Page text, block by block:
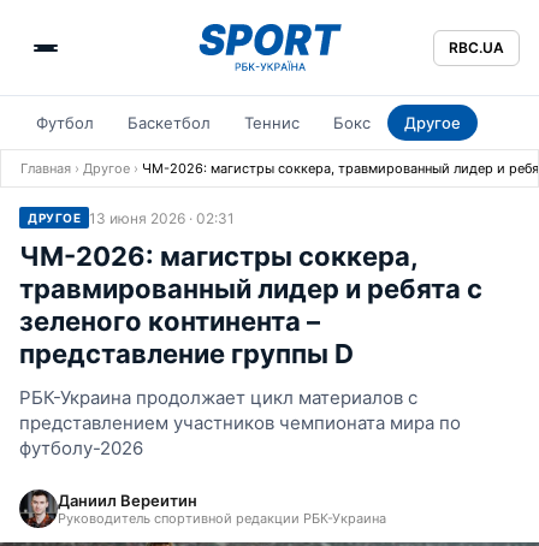
RBC.UA
Футбол Баскетбол Теннис Бокс Другое
Главная › Другое › ЧМ-2026: магистры соккера, травмированный лидер и
ДРУГОЕ 13 июня 2026 · 02:31
ЧМ-2026: магистры соккера,
травмированный лидер и ребята с
зеленого континента –
представление группы D
РБК-Украина продолжает цикл материалов с
представлением участников чемпионата мира по
футболу-2026
Даниил Вереитин
Руководитель спортивной редакции РБК-Украина